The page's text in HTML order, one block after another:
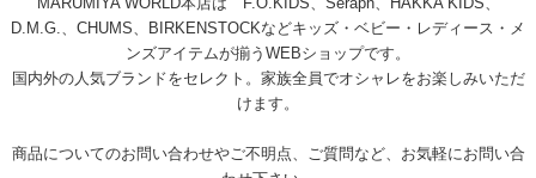
D.M.G.、CHUMS、BIRKENSTOCKなどキッズ・ベビー・レディース・メ
ンズアイテムが揃うWEBショップです。
国内外の人気ブランドをセレクト。家族全員でオシャレをお楽しみいただ
けます。
商品についてのお問い合わせやご不明点、ご質問など、お気軽にお問い合